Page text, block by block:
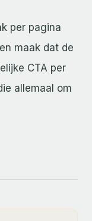
per pagina
maak dat de
CTA per
allemaal om